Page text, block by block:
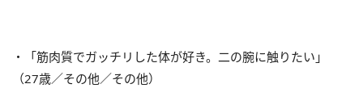
・「筋肉質でガッチリした体が好き。二の腕に触りたい」
（27歳／その他／その他）